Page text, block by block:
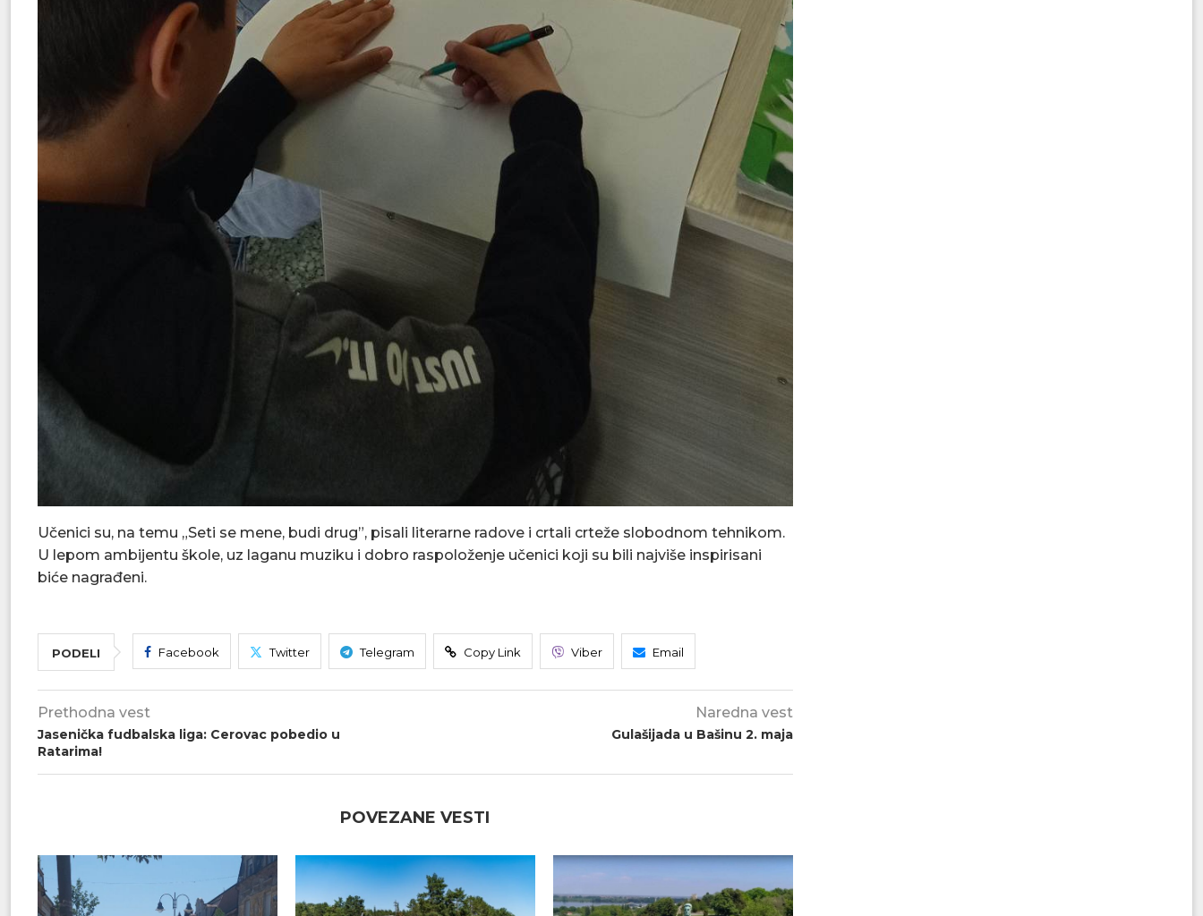
Učenici su, na temu „Seti se mene, budi drug”, pisali literarne radove i crtali crteže slobodnom tehnikom.
U lepom ambijentu škole, uz laganu muziku i dobro raspoloženje učenici koji su bili najviše inspirisani
biće nagrađeni.
PODELI Facebook Twitter Telegram Copy Link Viber Email
Prethodna vest
Jasenička fudbalska liga: Cerovac pobedio u
Ratarima!
Naredna vest
Gulašijada u Bašinu 2. maja
POVEZANE VESTI